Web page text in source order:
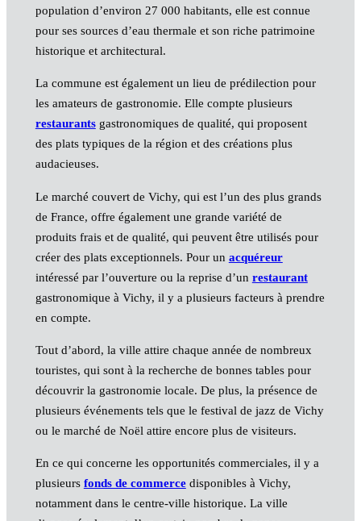
population d’environ 27 000 habitants, elle est connue
pour ses sources d’eau thermale et son riche patrimoine
historique et architectural.
La commune est également un lieu de prédilection pour
les amateurs de gastronomie. Elle compte plusieurs
restaurantsgastronomiques de qualité, qui proposent
des plats typiques de la région et des créations plus
audacieuses.
Le marché couvert de Vichy, qui est l’un des plus grands
de France, offre également une grande variété de
produits frais et de qualité, qui peuvent être utilisés pour
créer des plats exceptionnels. Pour un acquéreur
intéressé par l’ouverture ou la reprise d’un restaurant
gastronomique à Vichy, il y a plusieurs facteurs à prendre
en compte.
Tout d’abord, la ville attire chaque année de nombreux
touristes, qui sont à la recherche de bonnes tables pour
découvrir la gastronomie locale. De plus, la présence de
plusieurs événements tels que le festival de jazz de Vichy
ou le marché de Noël attire encore plus de visiteurs.
En ce qui concerne les opportunités commerciales, il y a
plusieurs fonds de commercedisponibles à Vichy,
notamment dans le centre-ville historique. La ville